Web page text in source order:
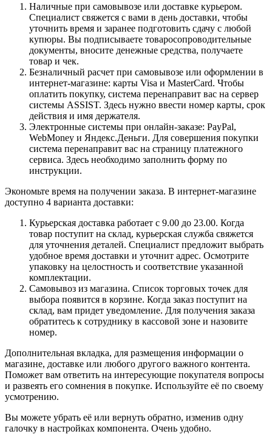
Наличные при самовывозе или доставке курьером.
Специалист свяжется с вами в день доставки, чтобы
уточнить время и заранее подготовить сдачу с любой
купюры. Вы подписываете товаросопроводительные
документы, вносите денежные средства, получаете
товар и чек.
Безналичный расчет при самовывозе или оформлении в
интернет-магазине: карты Visa и MasterCard. Чтобы
оплатить покупку, система перенаправит вас на сервер
системы ASSIST. Здесь нужно ввести номер карты, срок
действия и имя держателя.
Электронные системы при онлайн-заказе: PayPal,
WebMoney и Яндекс.Деньги. Для совершения покупки
система перенаправит вас на страницу платежного
сервиса. Здесь необходимо заполнить форму по
инструкции.
Экономьте время на получении заказа. В интернет-магазине
доступно 4 варианта доставки:
Курьерская доставка работает с 9.00 до 23.00. Когда
товар поступит на склад, курьерская служба свяжется
для уточнения деталей. Специалист предложит выбрать
удобное время доставки и уточнит адрес. Осмотрите
упаковку на целостность и соответствие указанной
комплектации.
Самовывоз из магазина. Список торговых точек для
выбора появится в корзине. Когда заказ поступит на
склад, вам придет уведомление. Для получения заказа
обратитесь к сотруднику в кассовой зоне и назовите
номер.
Дополнительная вкладка, для размещения информации о
магазине, доставке или любого другого важного контента.
Поможет вам ответить на интересующие покупателя вопросы
и развеять его сомнения в покупке. Используйте её по своему
усмотрению.
Вы можете убрать её или вернуть обратно, изменив одну
галочку в настройках компонента. Очень удобно.